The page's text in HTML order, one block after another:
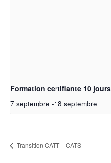
Formation certifiante 10 jours
7 septembre -18 septembre
Transition CATT – CATS